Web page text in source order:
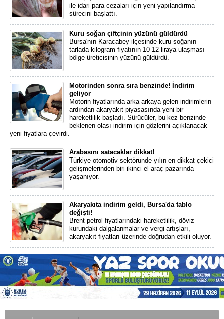
ile idari para cezaları için yeni yapılandırma
sürecini başlattı.
Kuru soğan çiftçinin yüzünü güldürdü
Bursa'nın Karacabey ilçesinde kuru soğanın
tarlada kilogram fiyatının 10-12 liraya ulaşması
bölge üreticisinin yüzünü güldürdü.
Motorinden sonra sıra benzinde! İndirim
geliyor
Motorin fiyatlarında arka arkaya gelen indirimlerin
ardından akaryakıt piyasasında yeni bir
hareketlilik başladı. Sürücüler, bu kez benzinde
beklenen olası indirim için gözlerini açıklanacak
yeni fiyatlara çevirdi.
Arabasını satacaklar dikkat!
Türkiye otomotiv sektöründe yılın en dikkat çekici
gelişmelerinden biri ikinci el araç pazarında
yaşanıyor.
Akaryakıta indirim geldi, Bursa'da tablo
değişti!
Brent petrol fiyatlarındaki hareketlilik, döviz
kurundaki dalgalanmalar ve vergi artışları,
akaryakıt fiyatları üzerinde doğrudan etkili oluyor.